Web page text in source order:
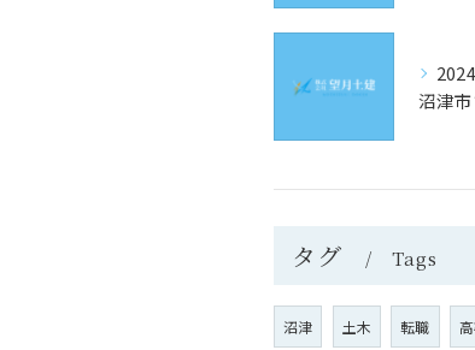
タグ Tags
沼津 土木 転職